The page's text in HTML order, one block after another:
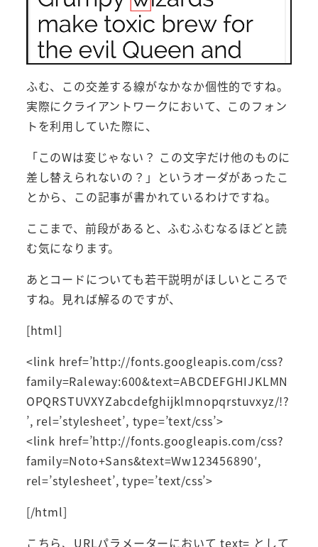
ふむ、この交差する線がなかなか個性的ですね。
実際にクライアントワークにおいて、このフォン
トを利用していた際に、
「このWは変じゃない？ この文字だけ他のものに
差し替えられないの？」というオーダがあったこ
とから、この記事が書かれているわけですね。
ここまで、前段があると、ふむふむなるほどと読
む気になります。
あとコードについても若干説明がほしいところで
すね。見れば解るのですが、
[html]
<link href=’http://fonts.googleapis.com/css?
family=Raleway:600&text=ABCDEFGHIJKLMN
OPQRSTUVXYZabcdefghijklmnopqrstuvxyz/!?
’, rel=’stylesheet’, type=’text/css’>
<link href=’http://fonts.googleapis.com/css?
family=Noto+Sans&text=Ww123456890′,
rel=’stylesheet’, type=’text/css’>
[/html]
こちら、URLパラメーターにおいて text= として